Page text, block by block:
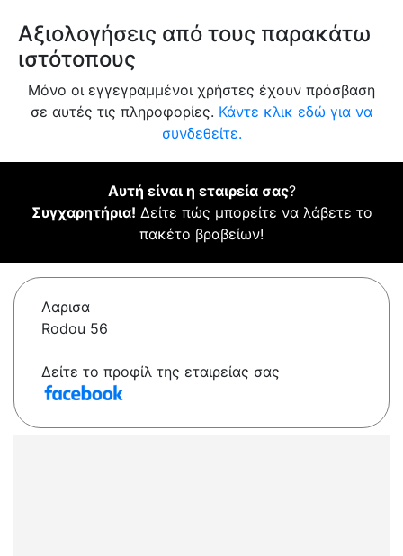
Αξιολογήσεις από τους παρακάτω
ιστότοπους
Μόνο οι εγγεγραμμένοι χρήστες έχουν πρόσβαση
σε αυτές τις πληροφορίες. Κάντε κλικ εδώ για να
συνδεθείτε.
Αυτή είναι η εταιρεία σας?
Συγχαρητήρια! Δείτε πώς μπορείτε να λάβετε το
πακέτο βραβείων!
Λαρισα
Rodou 56
Δείτε το προφίλ της εταιρείας σας